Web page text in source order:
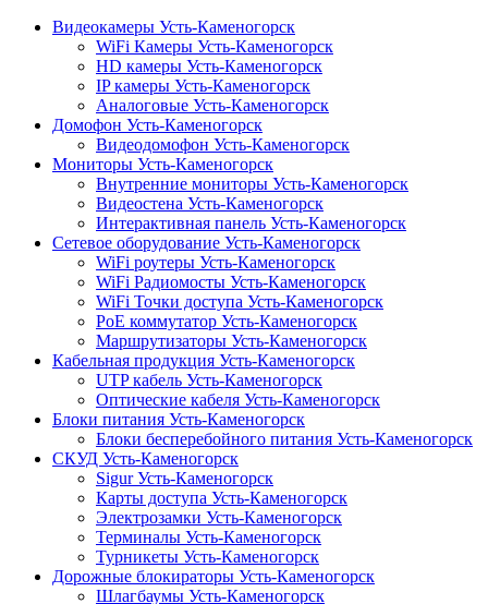
Видеокамеры Усть-Каменогорск
WiFi Камеры Усть-Каменогорск
HD камеры Усть-Каменогорск
IP камеры Усть-Каменогорск
Аналоговые Усть-Каменогорск
Домофон Усть-Каменогорск
Видеодомофон Усть-Каменогорск
Мониторы Усть-Каменогорск
Внутренние мониторы Усть-Каменогорск
Видеостена Усть-Каменогорск
Интерактивная панель Усть-Каменогорск
Сетевое оборудование Усть-Каменогорск
WiFi роутеры Усть-Каменогорск
WiFi Радиомосты Усть-Каменогорск
WiFi Точки доступа Усть-Каменогорск
PoE коммутатор Усть-Каменогорск
Маршрутизаторы Усть-Каменогорск
Кабельная продукция Усть-Каменогорск
UTP кабель Усть-Каменогорск
Оптические кабеля Усть-Каменогорск
Блоки питания Усть-Каменогорск
Блоки бесперебойного питания Усть-Каменогорск
СКУД Усть-Каменогорск
Sigur Усть-Каменогорск
Карты доступа Усть-Каменогорск
Электрозамки Усть-Каменогорск
Терминалы Усть-Каменогорск
Турникеты Усть-Каменогорск
Дорожные блокираторы Усть-Каменогорск
Шлагбаумы Усть-Каменогорск